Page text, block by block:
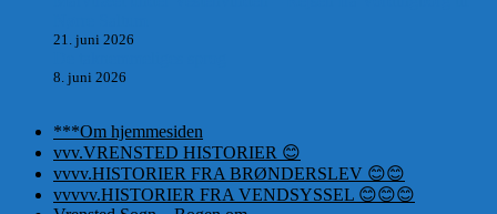
21. juni 2026
8. juni 2026
***Om hjemmesiden
vvv.VRENSTED HISTORIER 😊
vvvv.HISTORIER FRA BRØNDERSLEV 😊😊
vvvvv.HISTORIER FRA VENDSYSSEL 😊😊😊